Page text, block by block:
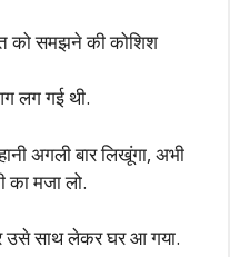
को समझने की कोशिश
लग गई थी.
अगली बार लिखूंगा, अभी
का मजा लो.
उसे साथ लेकर घर आ गया.